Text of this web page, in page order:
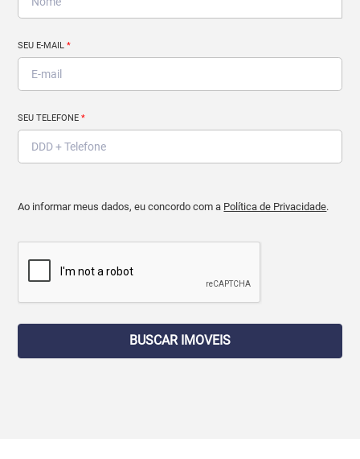
SEU E-MAIL*
SEU TELEFONE*
Ao informar meus dados, eu concordo com a Política de Privacidade.
BUSCAR IMOVEIS